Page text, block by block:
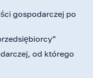
gospodarczej po
od którego